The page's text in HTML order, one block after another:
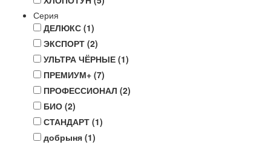
Серия
ДЕЛЮКС (1)
ЭКСПОРТ (2)
УЛЬТРА ЧЁРНЫЕ (1)
ПРЕМИУМ+ (7)
ПРОФЕССИОНАЛ (2)
БИО (2)
СТАНДАРТ (1)
добрыня (1)